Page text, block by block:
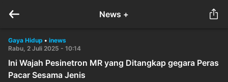
News +
Gaya Hidup • inews
Rabu, 2 Juli 2025 - 10:14
Ini Wajah Pesinetron MR yang Ditangkap gegara Peras
Pacar Sesama Jenis